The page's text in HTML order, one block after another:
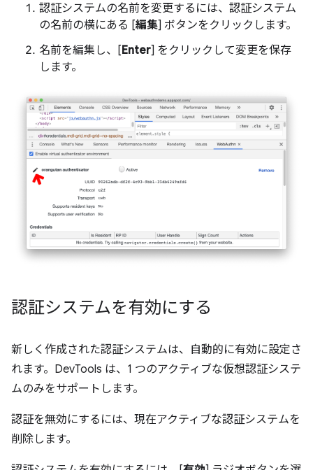
認証システムの名前を変更するには、認証システム
の名前の横にある [編集] ボタンをクリックします。
名前を編集し、[Enter] をクリックして変更を保存
します。
認証システムを有効にする
新しく作成された認証システムは、自動的に有効に設定さ
れます。DevTools は、1 つのアクティブな仮想認証システ
ムのみをサポートします。
認証を無効にするには、現在アクティブな認証システムを
削除します。